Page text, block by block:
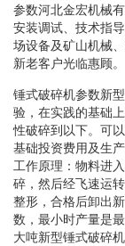
参数河北金宏机械
安装调试、技术指
场设备及矿山机械
新老客户光临惠顾。
锤式破碎机参数新
验，在实践的基础
性破碎到以下。可
基础投资费用及生
工作原理：物料进
碎，然后经飞速运
整形，合格后卸出
数，最小时产量是
大吨新型锤式破碎